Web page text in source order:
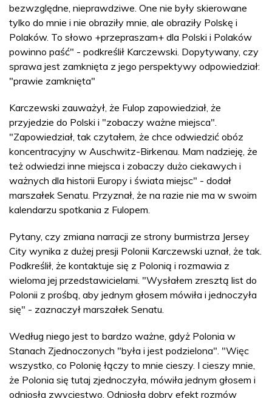
bezwzględne, nieprawdziwe. One nie były skierowane
tylko do mnie i nie obraziły mnie, ale obraziły Polskę i
Polaków. To słowo +przepraszam+ dla Polski i Polaków
powinno paść" - podkreślił Karczewski. Dopytywany, czy
sprawa jest zamknięta z jego perspektywy odpowiedział:
"prawie zamknięta"
Karczewski zauważył, że Fulop zapowiedział, że
przyjedzie do Polski i "zobaczy ważne miejsca".
"Zapowiedział, tak czytałem, że chce odwiedzić obóz
koncentracyjny w Auschwitz-Birkenau. Mam nadzieję, że
też odwiedzi inne miejsca i zobaczy dużo ciekawych i
ważnych dla historii Europy i świata miejsc" - dodał
marszałek Senatu. Przyznał, że na razie nie ma w swoim
kalendarzu spotkania z Fulopem.
Pytany, czy zmiana narracji ze strony burmistrza Jersey
City wynika z dużej presji Polonii Karczewski uznał, że tak.
Podkreślił, że kontaktuje się z Polonią i rozmawia z
wieloma jej przedstawicielami. "Wysłałem zresztą list do
Polonii z prośbą, aby jednym głosem mówiła i jednoczyła
się" - zaznaczył marszałek Senatu.
Według niego jest to bardzo ważne, gdyż Polonia w
Stanach Zjednoczonych "była i jest podzielona". "Więc
wszystko, co Polonię łączy to mnie cieszy. I cieszy mnie,
że Polonia się tutaj zjednoczyła, mówiła jednym głosem i
odniosła zwycięstwo. Odniosła dobry efekt rozmów